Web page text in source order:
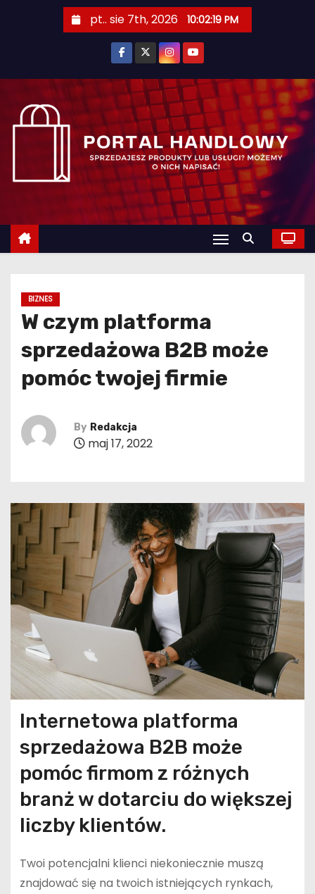
n
pt.. sie 7th, 2026 10:02:20 PM
BIZNES
W czym platforma
sprzedażowa B2B może
pomóc twojej firmie
By Redakcja
maj 17, 2022
Internetowa platforma
sprzedażowa B2B może
pomóc firmom z różnych
branż w dotarciu do większej
liczby klientów.
Twoi potencjalni klienci niekoniecznie muszą
znajdować się na twoich istniejących rynkach,